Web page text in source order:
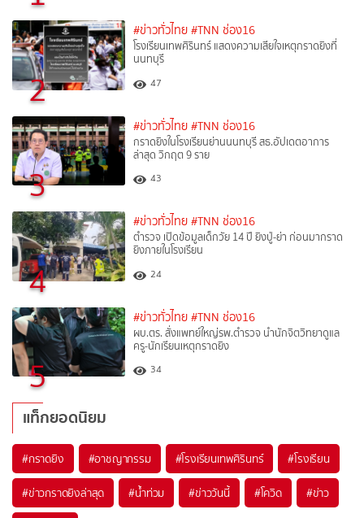
2
#ข่าวทั่วไทย #TNN ช่อง16
โรงเรียนเทพศิรินทร์ แสดงความเสียใจเหตุกราดยิงที่
นนทบุรี
47
3
#ข่าวทั่วไทย #TNN ช่อง16
กราดยิงในโรงเรียนย่านนนทบุรี สธ.อัปเดตอาการ
ล่าสุด วิกฤต 9 ราย
43
4
#ข่าวทั่วไทย #TNN ช่อง16
ตำรวจ เปิดข้อมูลเด็กวัย 14 ปี ยิงปู่-ย่า ก่อนมากราด
ยิงภายในโรงเรียน
24
5
#ข่าวทั่วไทย #TNN ช่อง16
ผบ.ตร. สั่งแพทย์ใหญ่รพ.ตำรวจ นำนักจิตวิทยาดูแล
ครู-นักเรียนเหตุกราดยิง
34
แท็กยอดนิยม
#กราดยิง #อาชญากรรม #โรงเรียนเทพศิรินทร์ #โรงเรียน
#ข่าวกราดยิงล่าสุด #น้ำท่วม #ข่าววันนี้ #โควิด #ข่าว